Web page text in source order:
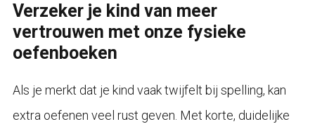
Verzeker je kind van meer
vertrouwen met onze fysieke
oefenboeken
Als je merkt dat je kind vaak twijfelt bij spelling, kan
extra oefenen veel rust geven. Met korte, duidelijke